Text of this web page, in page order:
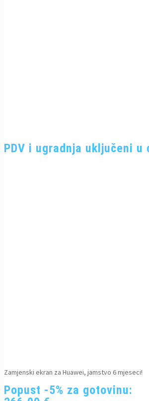
PDV i ugradnja uključeni u
Zamjenski ekran za Huawei, jamstvo 6 mjeseci!
Popust -5% za gotovinu: